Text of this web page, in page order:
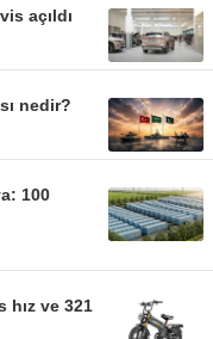
açıldı
nedir?
100
hız ve 321